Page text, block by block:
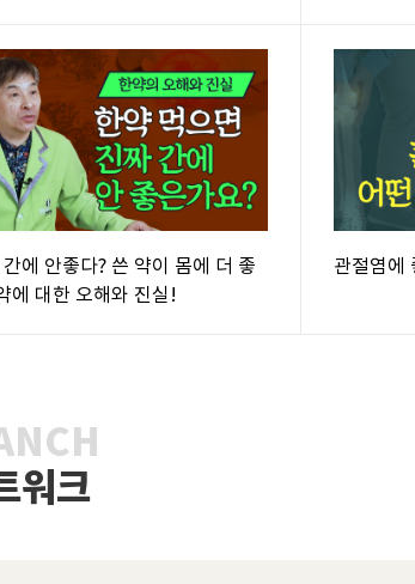
에 안좋다? 쓴 약이 몸에 더 좋
에 대한 오해와 진실!
관절염에
워크